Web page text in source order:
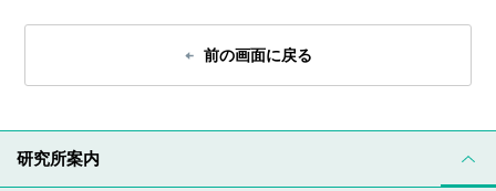
前の画面に戻る
研究所案内